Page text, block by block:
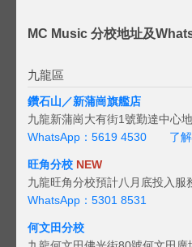
MC Music 分校地址及
九龍區
鑽石山／新蒲崗旗艦店
九龍新蒲崗大有街1號勤達中心
WhatsApp：5619 4530
了
旺角分校 NEW
九龍旺角分校預計八月底投入服
WhatsApp：5301 8531
何文田分校